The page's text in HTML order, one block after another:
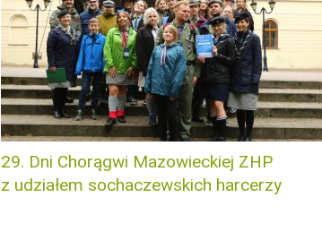
29. Dni Chorągwi Mazowieckiej ZHP
z udziałem sochaczewskich harcerzy